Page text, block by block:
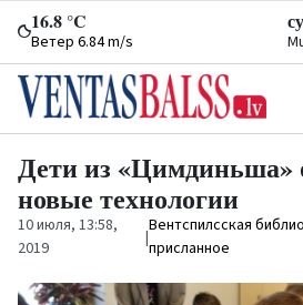
16.8 °C
Ветер 6.84 m/s
Дети из «Цимдиньша»
новые технологии
10 июля, 13:58,
2019
|
Вентспилсская
присланное